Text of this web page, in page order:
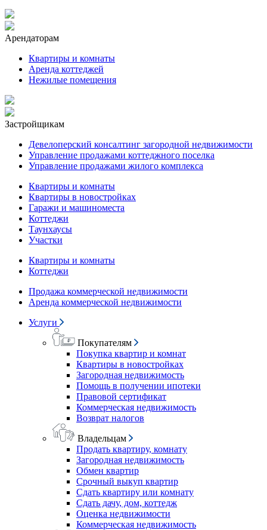
Арендаторам
Квартиры и комнаты
Аренда коттеджей
Нежилые помещения
Застройщикам
Девелоперский консалтинг загородной недвижимости
Управление продажами коттеджного поселка
Управление продажами жилого комплекса
Квартиры и комнаты
Квартиры в новостройках
Гаражи и машиноместа
Коттеджи
Таунхаусы
Участки
Квартиры и комнаты
Коттеджи
Продажа коммерческой недвижимости
Аренда коммерческой недвижимости
Услуги
Покупателям
Покупка квартир и комнат
Квартиры в новостройках
Загородная недвижимость
Помощь в получении ипотеки
Правовой сертификат
Коммерческая недвижимость
Возврат налогов
Владельцам
Продать квартиру, комнату
Загородная недвижимость
Обмен квартир
Срочный выкуп квартир
Сдать квартиру или комнату
Сдать дачу, дом, коттедж
Оценка недвижимости
Коммерческая недвижимость